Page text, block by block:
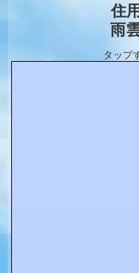
住
雨
タップ